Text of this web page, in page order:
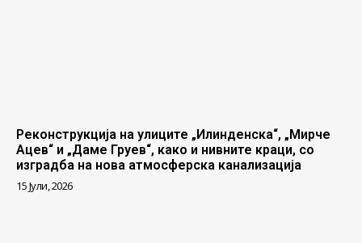
Реконструкција на улиците „Илинденска“, „Мирче
Ацев“ и „Даме Груев“, како и нивните краци, со
изградба на нова атмосферска канализација
15 Јули, 2026